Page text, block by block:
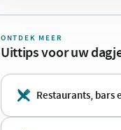
ONTDEK MEER
Uittips voor uw
Restaurants, bars